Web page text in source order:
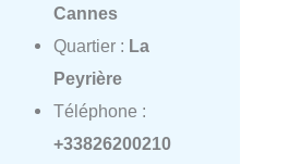
Cannes
Quartier : La
Peyrière
Téléphone :
+33826200210